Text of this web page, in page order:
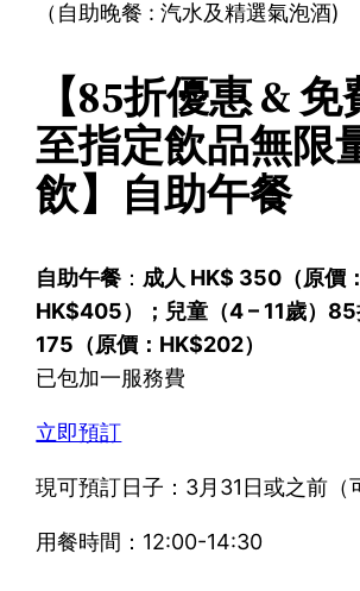
（自助晚餐 : 汽水及精選氣泡酒)
【85折優惠 &
至指定飲品無限
飲】自助午餐
自助午餐 ： 成人 HK$ 350（原價：
HK$405）；兒童（4 – 11歲） 85
175（原價：HK$202）
已包加一服務費
立即預訂
現可預訂日子：3月31日或之前（
用餐時間：12:00-14:30